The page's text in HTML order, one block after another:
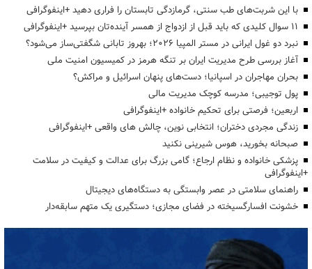
با این شربت‌های طب سنتی، گرمازدگی تابستان را فراری دهید +اینفوگرافی
۱۱ سوال کلیدی که باید قبل از ازدواج از همسر آینده‌تان بپرسید +اینفوگرافی
نبرد دو غول ایرانی در مستر المپیا ۲۰۲۶؛ بهروز تابانی شگفتی‌ساز می‌شود؟
آغاز بررسی طرح مدیریت ایران بر تنگه هرمز در کمیسیون امنیت ملی
بحران مهاجران در اسپانیا؛ دست‌های پنهان اسرائیل و مراکش؟
پول توجیبی؛ مدرسه کوچک مدیریت مالی
اربعین؛ فرصتی برای تحکیم خانواده +اینفوگرافی
زندگی مجردی دختران؛ انتخابی نوین، چالش های واقعی +اینفوگرافی
صبحانه بخورید، هوس شیرینی نکنید
پزشکی خانواده و نظام ارجاع؛ گامی بزرگ برای عدالت و کیفیت در سلامت
+اینفوگرافی
راهنمای سلامتی در عصر وابستگی به دستگاه‌های دیجیتال
خشونت افسارگسیخته در فضای مجازی؛ دستگیری یک متهم سابقه‌دار